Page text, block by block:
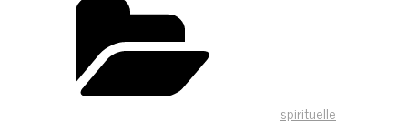
spirituelle